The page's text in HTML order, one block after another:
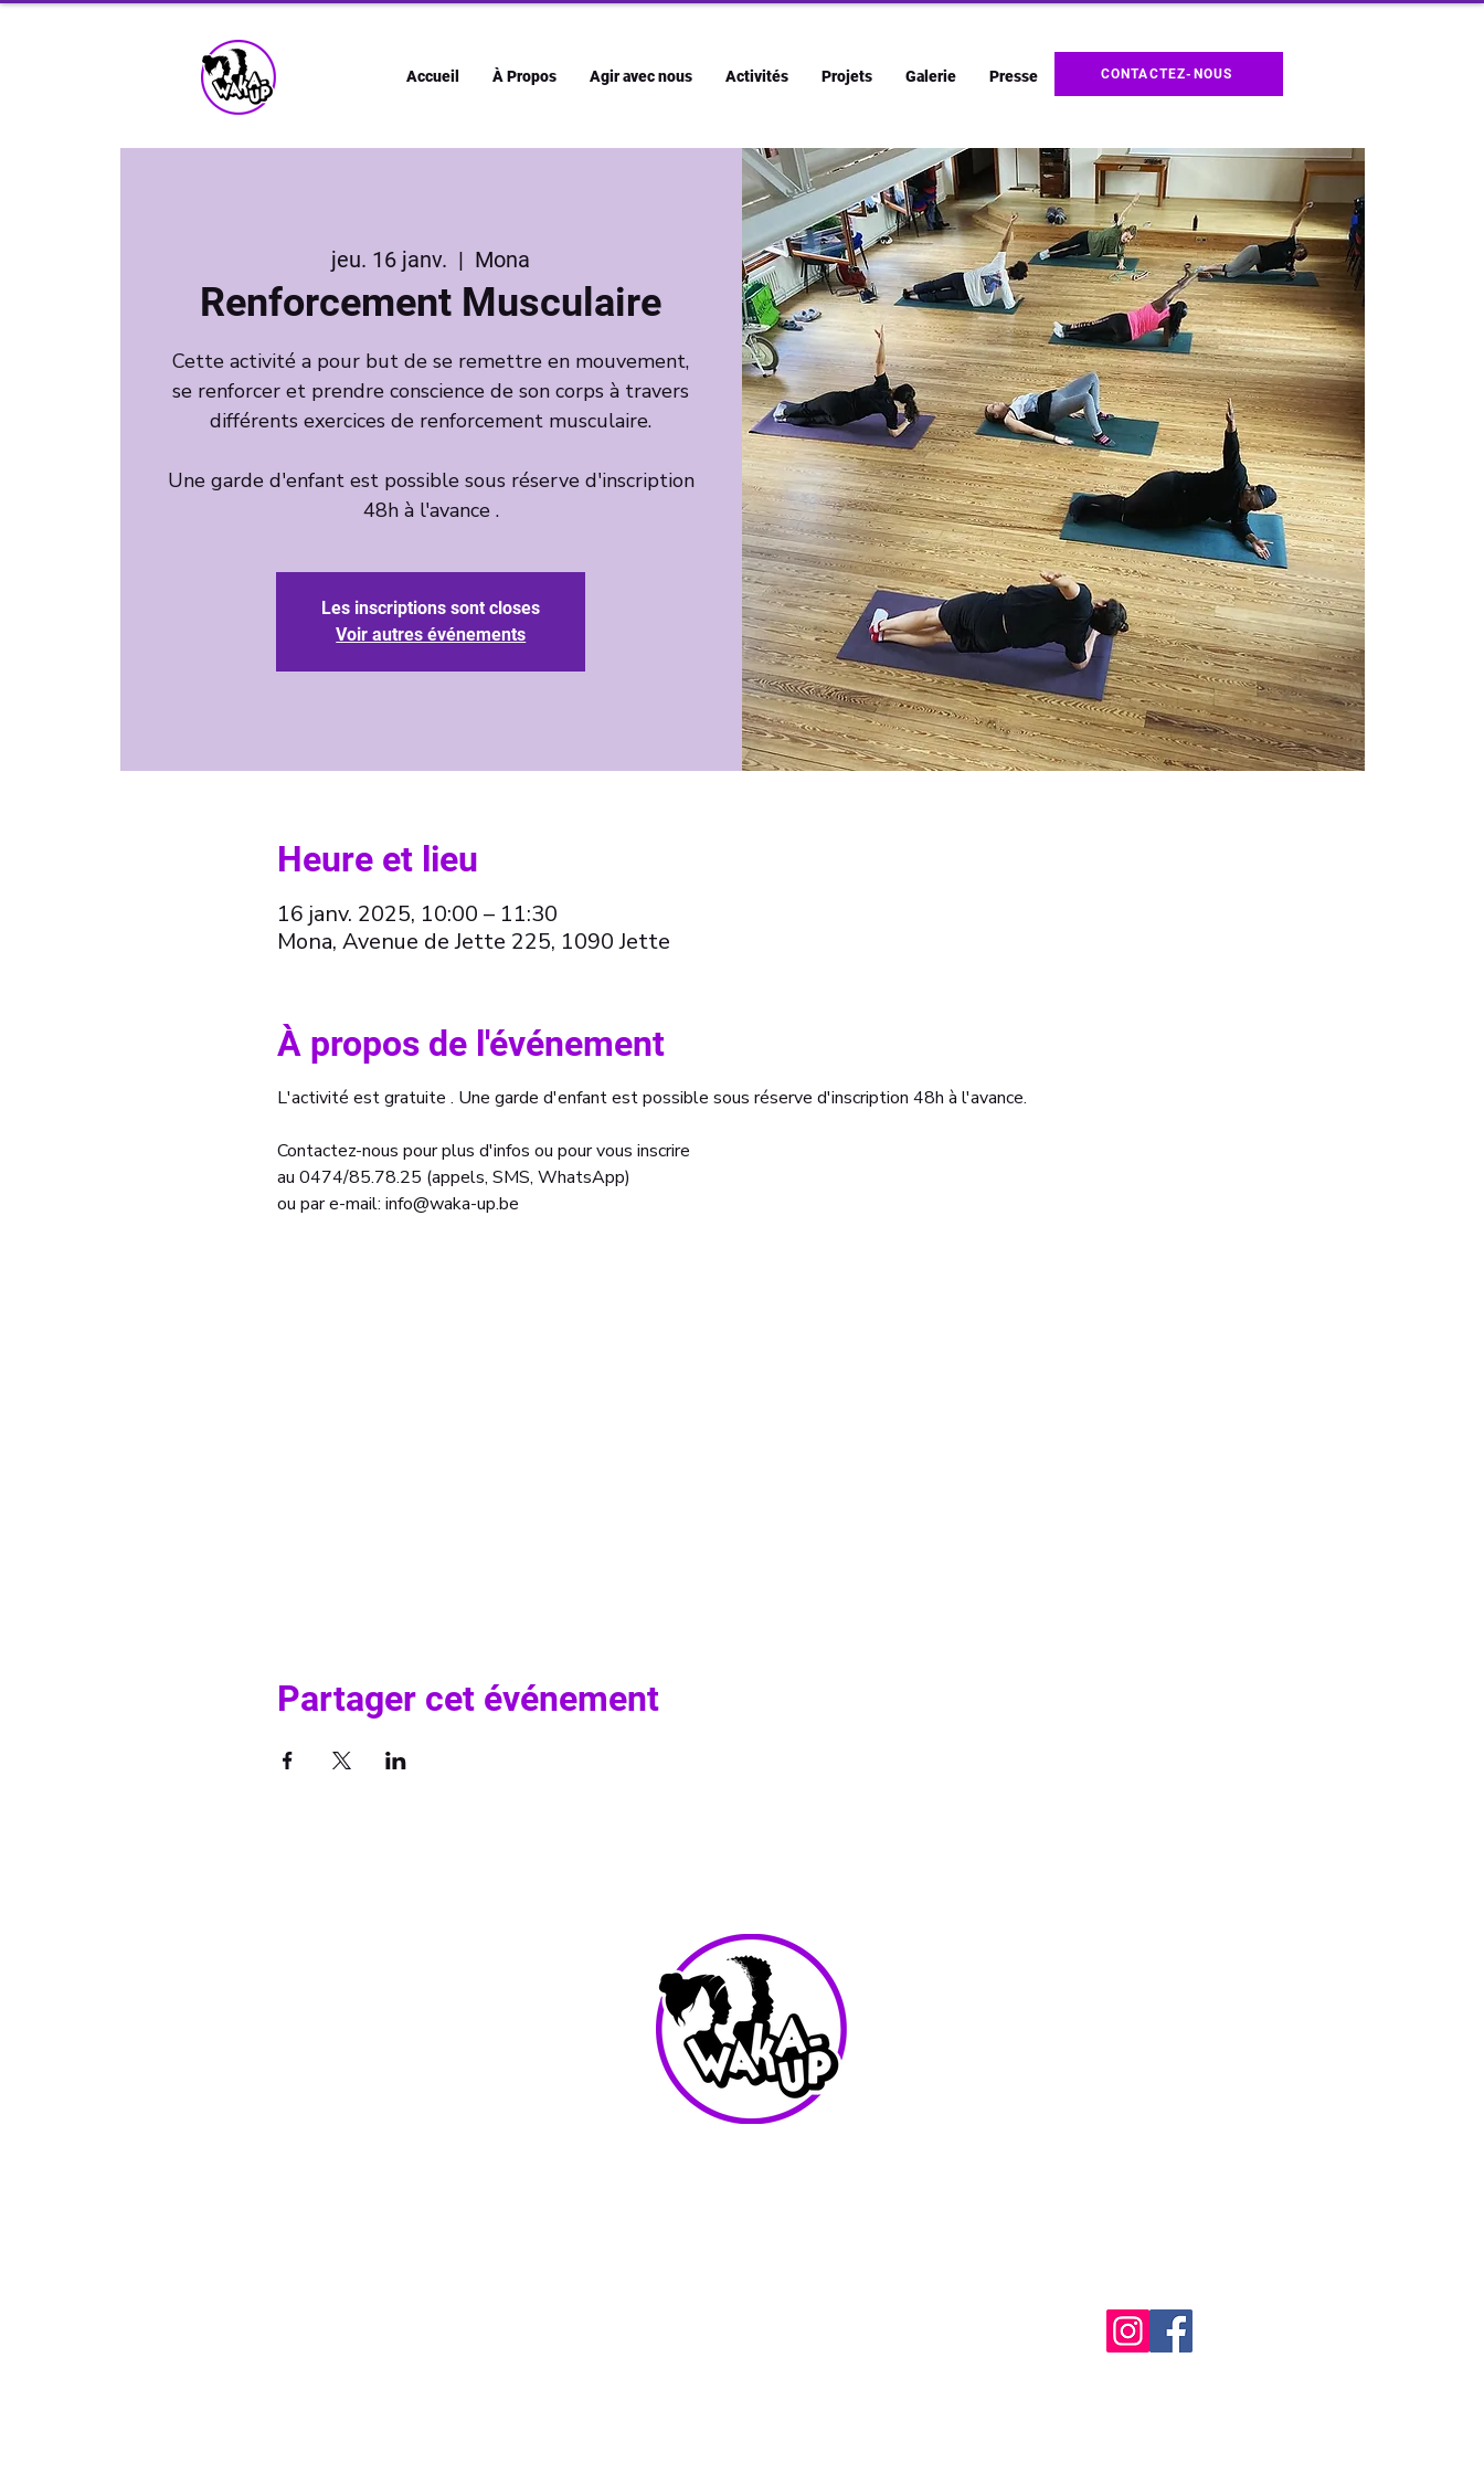
Accueil À Propos Agir avec nous Activités Projets Galerie Presse CONTACTEZ-NOUS
jeu. 16 janv.
  |
Mona
Renforcement Musculaire
Cette activité a pour but de se remettre en mouvement,
se renforcer et prendre conscience de son corps à travers
différents exercices de renforcement musculaire.
Une garde d'enfant est possible sous réserve d'inscription
48h à l'avance .
Les inscriptions sont closes
Voir autres événements
Heure et lieu
16 janv. 2025, 10:00 – 11:30
Mona, Avenue de Jette 225, 1090 Jette
À propos de l'événement
L'activité est gratuite . Une garde d'enfant est possible sous réserve d'inscription 48h à l'avance.
Contactez-nous pour plus d'infos ou pour vous inscrire
au 0474/85.78.25 (appels, SMS, WhatsApp)
ou par e-mail: info@waka-up.be
Partager cet événement